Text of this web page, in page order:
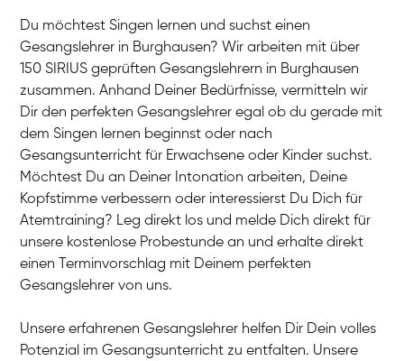
Du möchtest Singen lernen und suchst einen
Gesangslehrer in Burghausen? Wir arbeiten mit über
150 SIRIUS geprüften Gesangslehrern in Burghausen
zusammen. Anhand Deiner Bedürfnisse, vermitteln wir
Dir den perfekten Gesangslehrer egal ob du gerade mit
dem Singen lernen beginnst oder nach
Gesangsunterricht für Erwachsene oder Kinder suchst.
Möchtest Du an Deiner Intonation arbeiten, Deine
Kopfstimme verbessern oder interessierst Du Dich für
Atemtraining? Leg direkt los und melde Dich direkt für
unsere kostenlose Probestunde an und erhalte direkt
einen Terminvorschlag mit Deinem perfekten
Gesangslehrer von uns.
Unsere erfahrenen Gesangslehrer helfen Dir Dein volles
Potenzial im Gesangsunterricht zu entfalten. Unsere